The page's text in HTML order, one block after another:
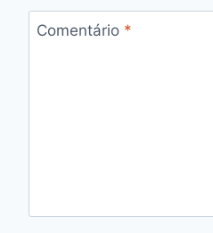
Comentário *